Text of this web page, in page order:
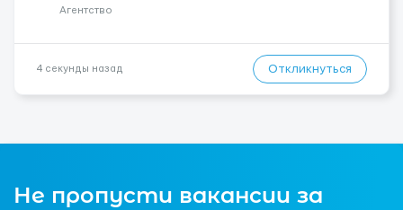
Агентство
4 секунды назад Откликнуться
Не пропусти вакансии за